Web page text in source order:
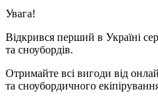
Увага!
Відкрився перший в Україні
та сноубордів.
Отримайте всі вигоди від
та сноубордичного